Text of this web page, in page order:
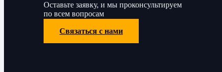
Оставьте заявку, и мы проконсультируем
по всем вопросам
Связаться с нами